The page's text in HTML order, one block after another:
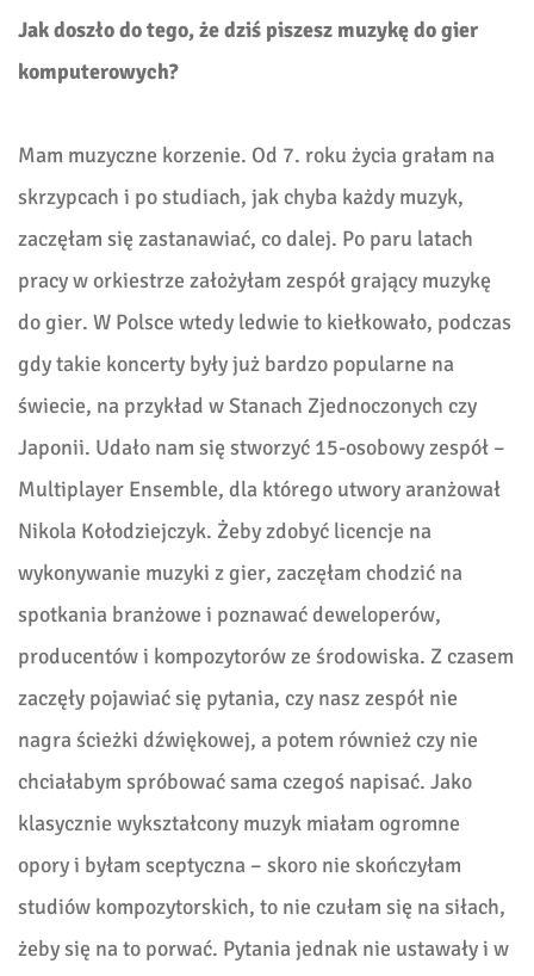
Jak doszło do tego, że dziś piszesz muzykę do gier
komputerowych?
Mam muzyczne korzenie. Od 7. roku życia grałam na
skrzypcach i po studiach, jak chyba każdy muzyk,
zaczęłam się zastanawiać, co dalej. Po paru latach
pracy w orkiestrze założyłam zespół grający muzykę
do gier. W Polsce wtedy ledwie to kiełkowało, podczas
gdy takie koncerty były już bardzo popularne na
świecie, na przykład w Stanach Zjednoczonych czy
Japonii. Udało nam się stworzyć 15-osobowy zespół –
Multiplayer Ensemble, dla którego utwory aranżował
Nikola Kołodziejczyk. Żeby zdobyć licencje na
wykonywanie muzyki z gier, zaczęłam chodzić na
spotkania branżowe i poznawać deweloperów,
producentów i kompozytorów ze środowiska. Z czasem
zaczęły pojawiać się pytania, czy nasz zespół nie
nagra ścieżki dźwiękowej, a potem również czy nie
chciałabym spróbować sama czegoś napisać. Jako
klasycznie wykształcony muzyk miałam ogromne
opory i byłam sceptyczna – skoro nie skończyłam
studiów kompozytorskich, to nie czułam się na siłach,
żeby się na to porwać. Pytania jednak nie ustawały i w